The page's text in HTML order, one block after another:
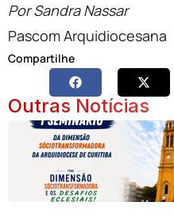
Por Sandra Nassar
Pascom Arquidiocesana
Compartilhe
Outras Notícias